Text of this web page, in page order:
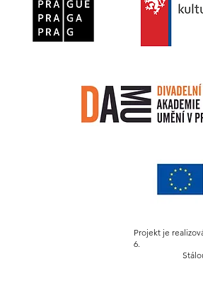
Projekt je
6.